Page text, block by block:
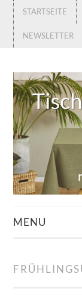
STARTSEITE
NEWSLETTER
MENU